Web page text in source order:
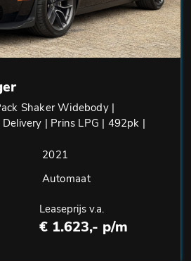
Shaker Widebody |
| Prins LPG | 492pk |
2021
Automaat
Leaseprijs v.a.
€ 1.623,- p/m